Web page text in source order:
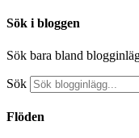
Sök i bloggen
Sök bara bland
Sök
Flöden